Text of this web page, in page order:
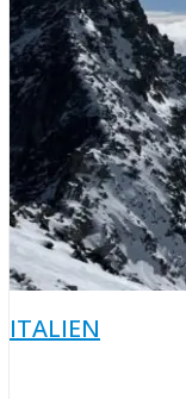
ITALIEN